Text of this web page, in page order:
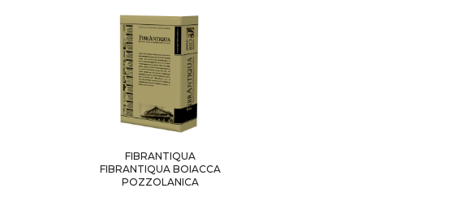
FIBRANTIQUA
FIBRANTIQUA BOIACCA
POZZOLANICA